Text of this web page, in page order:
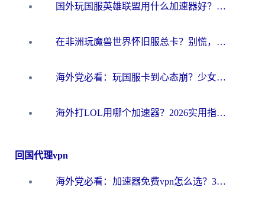
国外玩国服英雄联盟用什么加速器好？海外党亲测有效的国服游戏加速指南
在非洲玩魔兽世界怀旧服总卡？别慌，这份指南帮你丝滑开荒
海外党必看：玩国服卡到心态崩？少女前线云图计划加速器免费推荐+碧蓝航线足球世界流畅攻略
海外打LOL用哪个加速器？2026实用指南：从延迟到设备适配，一篇解决你的国服游戏痛点
回国代理vpn
海外党必看：加速器免费vpn怎么选？3步教你无缝访问国内资源